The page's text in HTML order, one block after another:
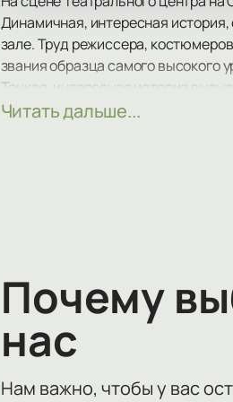
Динамичная, интересная
зале. Труд режиссера,
звания образца самого высокого
Тонкая, интересная история
повседневных забот и
Читать дальше...
Почему
нас
Нам важно, чтобы у вас